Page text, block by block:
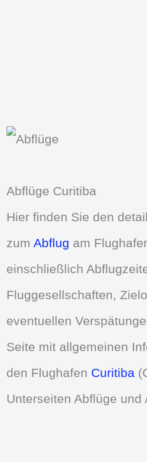
Abflüge Curitiba
Hier finden Sie den
zumAbflug am
einschließlich
Fluggesellschaften,
eventuellen
Seite mit allgemeinen
den Flughafen Curitiba
Unterseiten Abflüge und